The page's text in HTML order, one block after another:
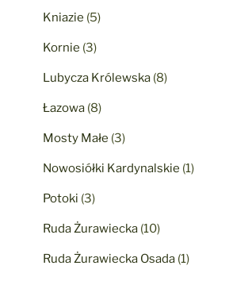
Kniazie (5)
Kornie (3)
Lubycza Królewska (8)
Łazowa (8)
Mosty Małe (3)
Nowosiółki Kardynalskie (1)
Potoki (3)
Ruda Żurawiecka (10)
Ruda Żurawiecka Osada (1)